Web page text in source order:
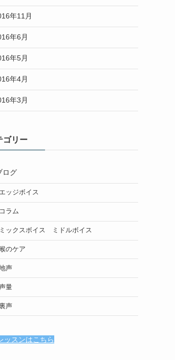
年11月
年6月
年5月
年4月
年3月
ゴリー
ログ
エッジボイス
コラム
ミックスボイス ミドルボイス
のケア
声
量
裏声
ッスンはこちら